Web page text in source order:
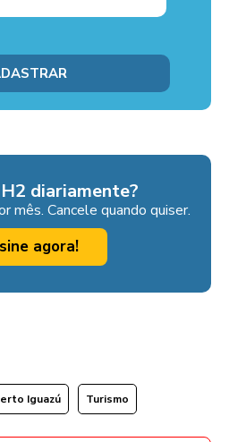
diariamente?
mês. Cancele quando quiser.
agora!
Iguazú Turismo